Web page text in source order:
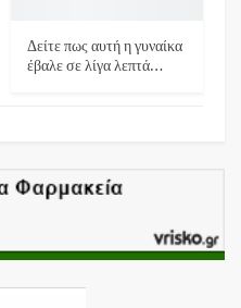
Δείτε πως αυτή η γυναίκα
έβαλε σε λίγα λεπτά…